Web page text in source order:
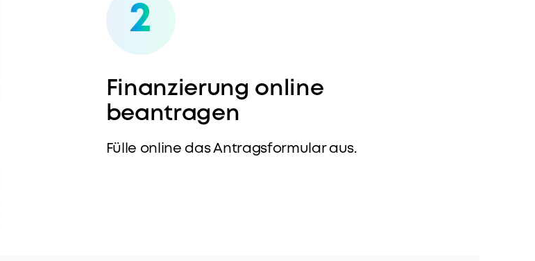
2
Finanzierung online
beantragen
Fülle online das Antragsformular aus.